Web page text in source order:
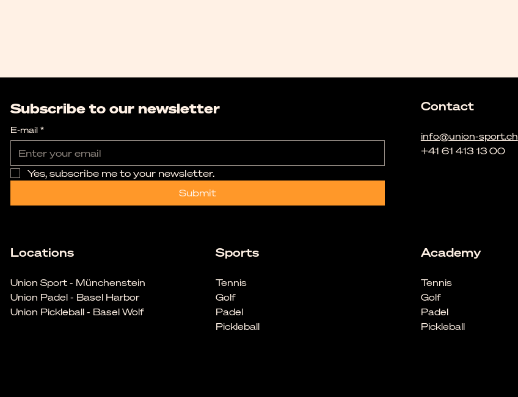
Academy
Tennis
Golf
Padel
Pickleball
Sports
Tennis
Golf
Padel
Pickleball
Locations
Union Sport - Münchenstein
Union Padel - Basel Harbor
Union Pickleball - Basel Wolf
Contact
info@union-sport.ch
+41 61 413 13 00
Subscribe to our newsletter
E-mail *
Yes, subscribe me to your newsletter.
Submit